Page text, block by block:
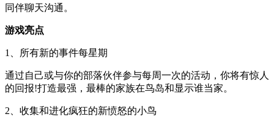
同伴聊天沟通。
游戏亮点
1、所有新的事件每星期
通过自己或与你的部落伙伴参与每周一次的活动，你将有惊人
的回报!打造最强，最棒的家族在鸟岛和显示谁当家。
2、收集和进化疯狂的新愤怒的小鸟